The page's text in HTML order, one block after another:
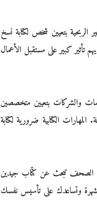
بتعيين شخص لكتابة نسخ
تأثير كبير على مستقبل الأعمال
والشركات بتعيين متخصصين
الكتابية ضرورية لكتابة
الصحف تبحث عن كتّاب جيدين
وتساعدك على تأسيس نفسك